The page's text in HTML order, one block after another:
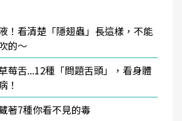
！看清楚「隱翅蟲」長這樣，不能
的～
莓舌...12種「問題舌頭」，看身體
！
著7種你看不見的毒